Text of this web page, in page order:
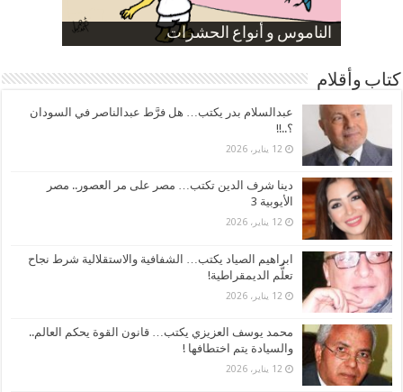
الناموس و أنواع الحشرات
الموظفين بعد ارتفاع الأسعار
ارتفاع نسبة الطلاق في مصر
صورة كاركاتيرية
صورة كاركاتيرية
كتاب وأقلام
عبدالسلام بدر يكتب… هل فرَّط عبدالناصر في السودان
؟..!!
12 يناير، 2026
دينا شرف الدين تكتب… مصر على مر العصور.. مصر
الأيوبية 3
12 يناير، 2026
ابراهيم الصياد يكتب… الشفافية والاستقلالية شرط نجاح
تعلُّم الديمقراطية!
12 يناير، 2026
محمد يوسف العزيزي يكتب… قانون القوة يحكم العالم..
والسيادة يتم اختطافها !
12 يناير، 2026